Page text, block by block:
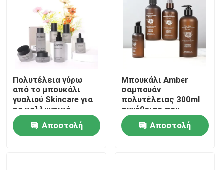
Σπίτι
Προϊόντα
Πολυτέλεια γύρω
από το μπουκάλι
γυαλιού Skincare για
το καλλυντικό
λοσιόν τονωτικού
κρέμαςΑποστολή
Μπουκάλι Amber
σαμπουάν
πολυτέλειας 300ml
συνήθειας που
παγώνουν με την
πλαστική αντλία
Αποστολή